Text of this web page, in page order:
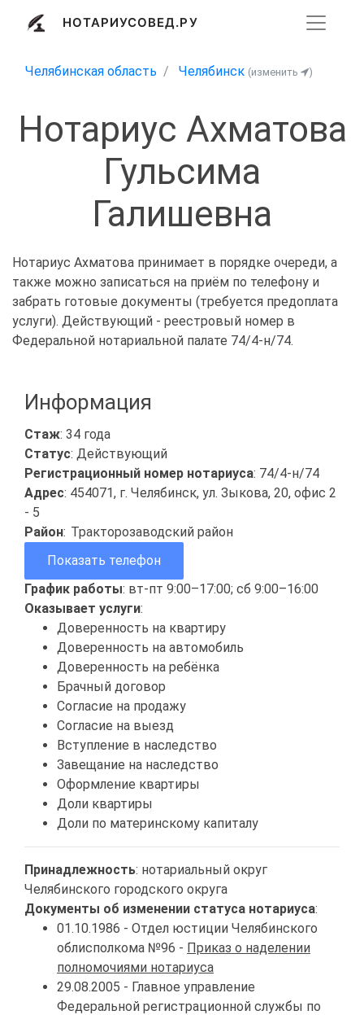
НОТАРИУСОВЕД.РУ
Челябинская область Челябинск (изменить )
Нотариус Ахматова
Гульсима
Галишевна
Нотариус Ахматова принимает в порядке очереди, а
также можно записаться на приём по телефону и
забрать готовые документы (требуется предоплата
услуги). Действующий - реестровый номер в
Федеральной нотариальной палате 74/4-н/74.
Информация
Стаж: 34 года
Статус: Действующий
Регистрационный номер нотариуса: 74/4-н/74
Адрес: 454071, г. Челябинск, ул. Зыкова, 20, офис 2
- 5
Район: Тракторозаводский район
Показать телефон
График работы: вт-пт 9:00–17:00; сб 9:00–16:00
Оказывает услуги:
Доверенность на квартиру
Доверенность на автомобиль
Доверенность на ребёнка
Брачный договор
Согласие на продажу
Согласие на выезд
Вступление в наследство
Завещание на наследство
Оформление квартиры
Доли квартиры
Доли по материнскому капиталу
Принадлежность: нотариальный округ
Челябинского городского округа
Документы об изменении статуса нотариуса:
01.10.1986 - Отдел юстиции Челябинского
облисполкома №96 - Приказ о наделении
полномочиями нотариуса
29.08.2005 - Главное управление
Федеральной регистрационной службы по